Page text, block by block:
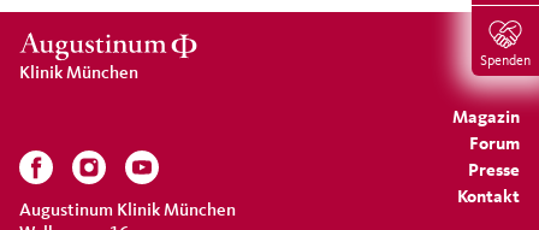
Spenden
Magazin
Forum
Presse
Kontakt
Klinik München
Augustinum Klinik München